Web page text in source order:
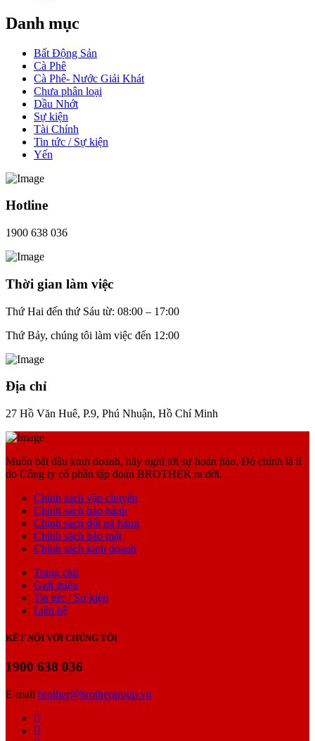
Danh mục
Bất Động Sản
Cà Phê
Cà Phê- Nước Giải Khát
Chưa phân loại
Dầu Nhớt
Sự kiện
Tài Chính
Tin tức / Sự kiện
Yến
Hotline
1900 638 036
Thời gian làm việc
Thứ Hai đến thứ Sáu từ: 08:00 – 17:00
Thứ Bảy, chúng tôi làm việc đến 12:00
Địa chỉ
27 Hồ Văn Huê, P.9, Phú Nhuận, Hồ Chí Minh
Muốn bắt đầu kinh doanh, hãy nghĩ tới sự hoàn hảo. Đó chính là lí
do Công ty cổ phần tập đoàn BROTHER ra đời.
Chính sách vận chuyển
Chính sách bảo hành
Chính sách đổi trả hàng
Chính sách bảo mật
Chính sách kinh doanh
Trang chủ
Giới thiệu
Tin tức / Sự kiện
Liên hệ
KẾT NỐI VỚI CHÚNG TÔI
1900 638 036
E-mail brother@brothergroup.vn